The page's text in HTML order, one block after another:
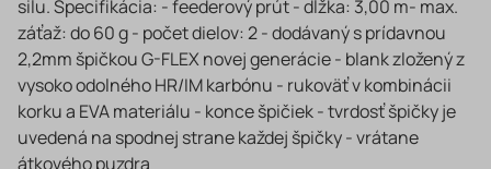
silu. Špecifikácia: - feederový prút - dĺžka: 3,00 m- max.
záťaž: do 60 g - počet dielov: 2 - dodávaný s prídavnou
2,2mm špičkou G-FLEX novej generácie - blank zložený z
vysoko odolného HR/IM karbónu - rukoväť v kombinácii
korku a EVA materiálu - konce špičiek - tvrdosť špičky je
uvedená na spodnej strane každej špičky - vrátane
átkového puzdra